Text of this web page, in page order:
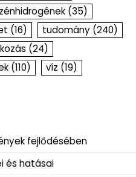
(35)
(16) tudomány (240)
(24)
(110) víz (19)
fejlődésében
és hatásai